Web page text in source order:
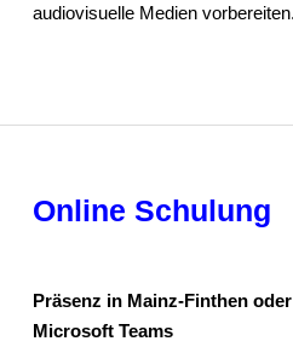
audiovisuelle Medien vorbereiten.
Online Schulung​
Präsenz in Mainz-Finthen
Microsoft Teams